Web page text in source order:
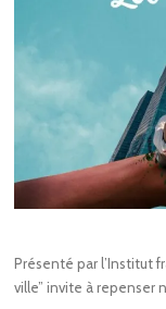
Présenté par l’Institut
ville” invite à repenser